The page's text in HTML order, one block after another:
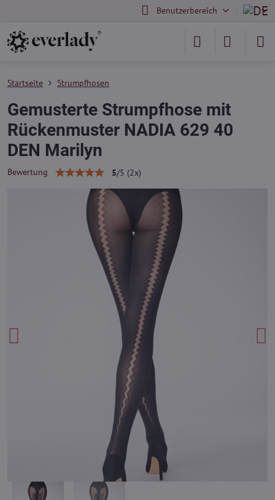
Benutzerbereich
Startseite Strumpfhosen
Gemusterte Strumpfhose mit
Rückenmuster NADIA 629 40
DEN Marilyn
Bewertung 5/5 (2x)